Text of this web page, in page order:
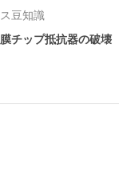
豆知識
チップ抵抗器の破壊